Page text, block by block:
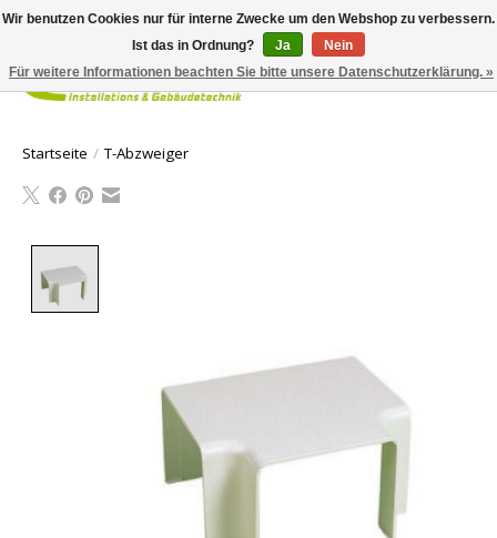
Ihr
Startseite / T-Abzweiger
Wir benutzen Cookies nur für interne Zwecke um den Webshop zu verbessern.
Ist das in Ordnung?
Ja
Nein
Für weitere Informationen beachten Sie bitte unsere Datenschutzerklärung. »